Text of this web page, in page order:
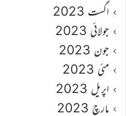
اگست 2023
جولائی 2023
جون 2023
مئی 2023
اپریل 2023
مارچ 2023